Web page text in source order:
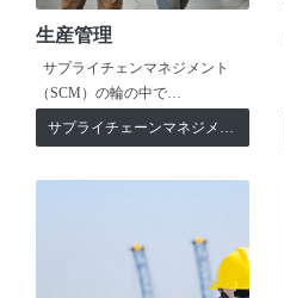
生産管理
サプライチェンマネジメント
（SCM）の輪の中で…
サプライチェーンマネジメント